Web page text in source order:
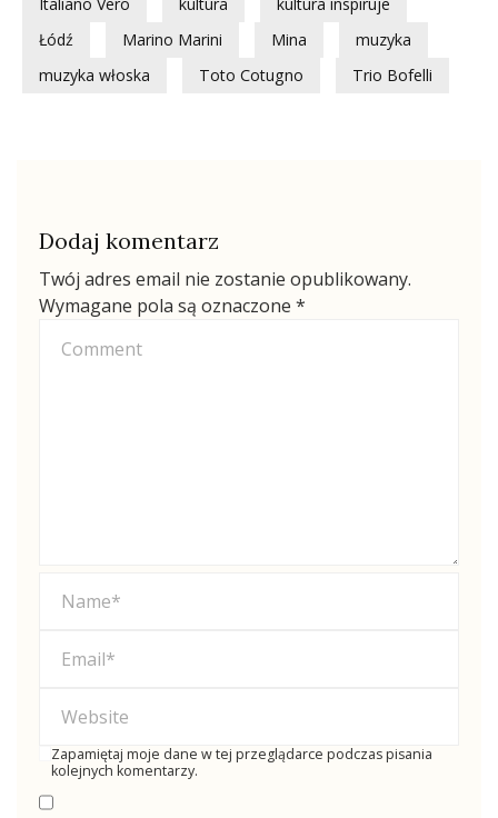
Italiano Vero kultura
kultura inspiruje
Łódź
Marino Marini Mina
muzyka
muzyka włoska
Toto Cotugno Trio Bofelli
Dodaj komentarz
Twój adres email nie zostanie opublikowany.
Wymagane pola są oznaczone *
Zapamiętaj moje dane w tej przeglądarce podczas pisania
kolejnych komentarzy.